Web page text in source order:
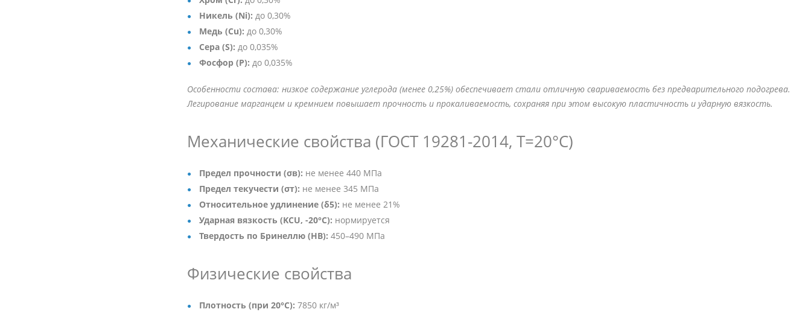
Никель (Ni): до 0,30%
Медь (Cu): до 0,30%
Сера (S): до 0,035%
Фосфор (P): до 0,035%
Особенности состава: низкое содержание углерода (менее 0,25%) обеспечивает стали отличную свариваемость без предварительного подогрева.
Легирование марганцем и кремнием повышает прочность и прокаливаемость, сохраняя при этом высокую пластичность и ударную вязкость.
Механические свойства (ГОСТ 19281-2014, Т=20°C)
Предел прочности (σв): не менее 440 МПа
Предел текучести (σт): не менее 345 МПа
Относительное удлинение (δ5): не менее 21%
Ударная вязкость (KCU, -20°C): нормируется
Твердость по Бринеллю (HB): 450–490 МПа
Физические свойства
Плотность (при 20°C): 7850 кг/м³